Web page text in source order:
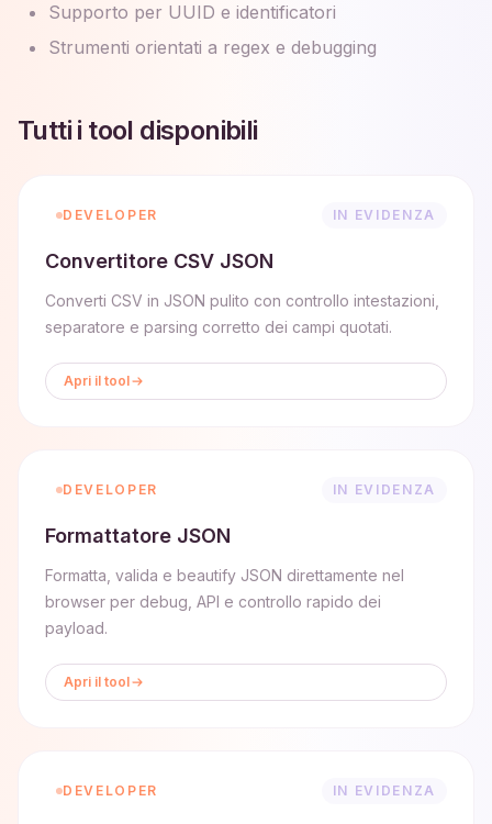
Supporto per UUID e identificatori
Strumenti orientati a regex e debugging
Tutti i tool disponibili
DEVELOPER IN EVIDENZA
Convertitore CSV JSON
Converti CSV in JSON pulito con controllo intestazioni,
separatore e parsing corretto dei campi quotati.
Apri il tool
DEVELOPER IN EVIDENZA
Formattatore JSON
Formatta, valida e beautify JSON direttamente nel
browser per debug, API e controllo rapido dei
payload.
Apri il tool
DEVELOPER IN EVIDENZA